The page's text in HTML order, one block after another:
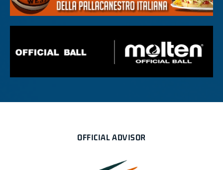
OFFICIAL ADVISOR